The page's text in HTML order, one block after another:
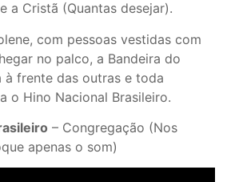
a Cristã (Quantas desejar).
com pessoas vestidas com
no palco, a Bandeira do
à frente das outras e toda
o Hino Nacional Brasileiro.
– Congregação (Nos
apenas o som)